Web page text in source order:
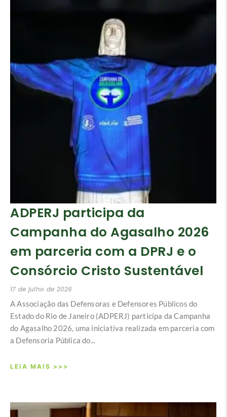
ADPERJ participa da
Campanha do Agasalho 2026
em parceria com a DPRJ e o
Consórcio Cristo Sustentável
17 de julho de 2026
A Associação das Defensoras e Defensores Públicos do
Estado do Rio de Janeiro (ADPERJ) participa da Campanha
do Agasalho 2026, uma iniciativa realizada em parceria com
a Defensoria Pública do...
LEIA MAIS >>>